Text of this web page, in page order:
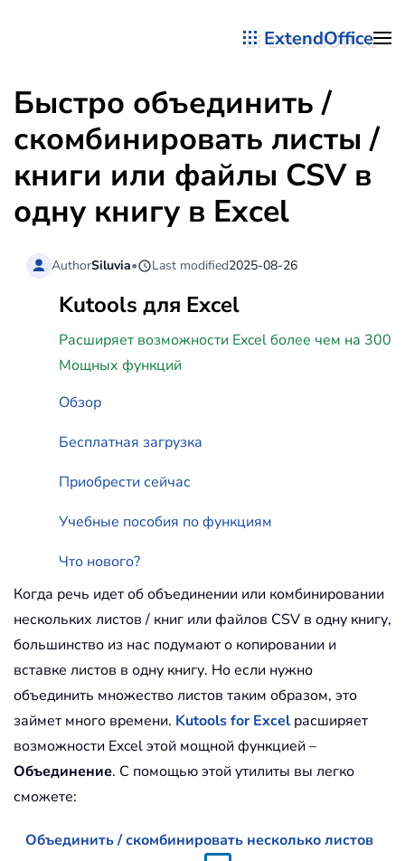
ExtendOffice
Быстро объединить /
скомбинировать листы /
книги или файлы CSV в
одну книгу в Excel
AuthorSiluvia• Last modified2025-08-26
Kutools для Excel
Расширяет возможности Excel более чем на 300
Мощных функций
Обзор
Бесплатная загрузка
Приобрести сейчас
Учебные пособия по функциям
Что нового?
Когда речь идет об объединении или комбинировании
нескольких листов / книг или файлов CSV в одну книгу,
большинство из нас подумают о копировании и
вставке листов в одну книгу. Но если нужно
объединить множество листов таким образом, это
займет много времени. Kutools for Excel расширяет
возможности Excel этой мощной функцией –
Объединение. С помощью этой утилиты вы легко
сможете:
Объединить / скомбинировать несколько листов